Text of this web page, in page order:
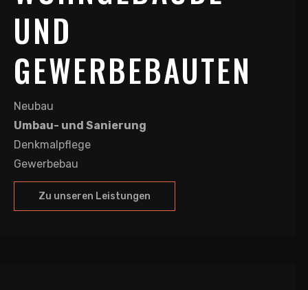
UND
GEWERBEBAUTEN
Neubau
Umbau- und Sanierung
Denkmalpflege
Gewerbebau
Zu unseren Leistungen